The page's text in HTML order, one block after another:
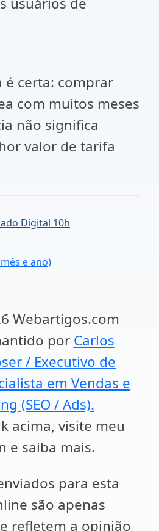
é certa: comprar
com muitos meses
não significa
valor de tarifa
Digital 10h
e ano)
Webartigos.com
por Carlos
/ Executivo de
em Vendas e
(SEO / Ads).
acima, visite meu
e saiba mais.
para esta
são apenas
refletem a opinião